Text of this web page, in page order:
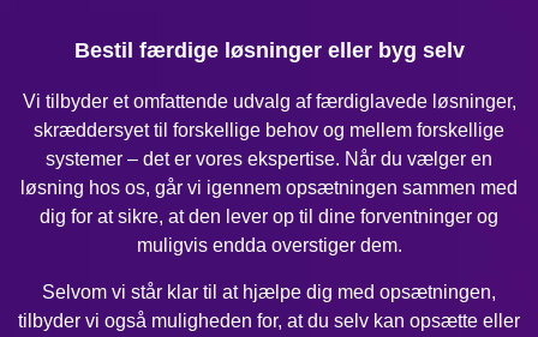
Bestil færdige løsninger eller byg selv
Vi tilbyder et omfattende udvalg af færdiglavede løsninger,
skræddersyet til forskellige behov og mellem forskellige
systemer – det er vores ekspertise. Når du vælger en
løsning hos os, går vi igennem opsætningen sammen med
dig for at sikre, at den lever op til dine forventninger og
muligvis endda overstiger dem.
Selvom vi står klar til at hjælpe dig med opsætningen,
tilbyder vi også muligheden for, at du selv kan opsætte eller